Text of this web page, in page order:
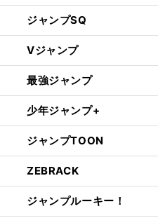
ジャンプSQ
Vジャンプ
最強ジャンプ
少年ジャンプ+
ジャンプTOON
ZEBRACK
ジャンプルーキー！